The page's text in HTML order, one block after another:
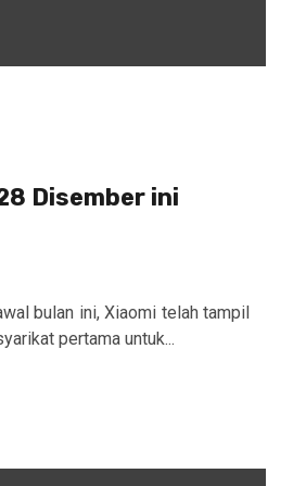
Disember ini
bulan ini, Xiaomi telah tampil
pertama untuk...